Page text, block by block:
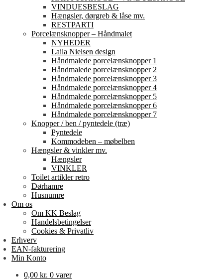
VINDUESBESLAG
Hængsler, dørgreb & låse mv.
RESTPARTI
Porcelænsknopper – Håndmalet
NYHEDER
Laila Nielsen design
Håndmalede porcelænsknopper 1
Håndmalede porcelænsknopper 2
Håndmalede porcelænsknopper 3
Håndmalede porcelænsknopper 4
Håndmalede porcelænsknopper 5
Håndmalede porcelænsknopper 6
Håndmalede porcelænsknopper 7
Knopper / ben / pyntedele (træ)
Pyntedele
Kommodeben – møbelben
Hængsler & vinkler mv.
Hængsler
VINKLER
Toilet artikler retro
Dørhamre
Husnumre
Om os
Om KK Beslag
Handelsbetingelser
Cookies & Privatliv
Erhverv
EAN-fakturering
Min Konto
0,00 kr. 0 varer